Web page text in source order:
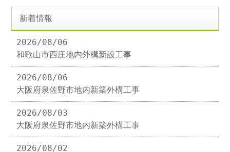
新着情報
2026/08/06
和歌山市西庄地内外構新設工事
2026/08/06
大阪府泉佐野市地内新築外構工事
2026/08/03
大阪府泉佐野市地内新築外構工事
2026/08/02